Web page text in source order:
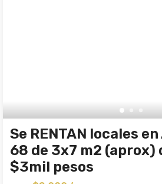
Se RENTAN locales
68 de 3x7 m2 (aprox)
$3mil pesos